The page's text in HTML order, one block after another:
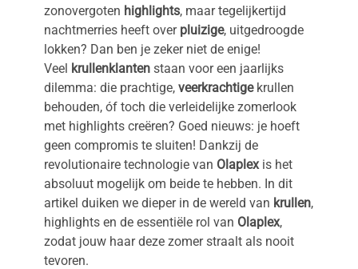
zonovergoten highlights, maar tegelijkertijd
nachtmerries heeft over pluizige, uitgedroogde
lokken? Dan ben je zeker niet de enige!
Veel krullenklanten staan voor een jaarlijks
dilemma: die prachtige, veerkrachtigekrullen
behouden, óf toch die verleidelijke zomerlook
met highlights creëren? Goed nieuws: je hoeft
geen compromis te sluiten! Dankzij de
revolutionaire technologie van Olaplexis het
absoluut mogelijk om beide te hebben. In dit
artikel duiken we dieper in de wereld van krullen,
highlights en de essentiële rol van Olaplex,
zodat jouw haar deze zomer straalt als nooit
tevoren.